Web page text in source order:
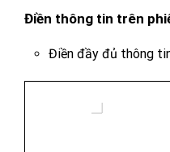
Điền thông tin trên
Điền đầy đủ thông